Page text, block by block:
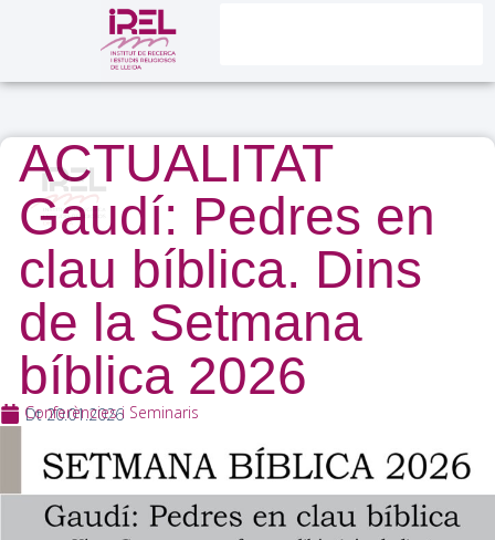
ACTUALITAT
Gaudí: Pedres en
clau bíblica. Dins
de la Setmana
bíblica 2026
Dt 20.01.2026
Conferències i Seminaris